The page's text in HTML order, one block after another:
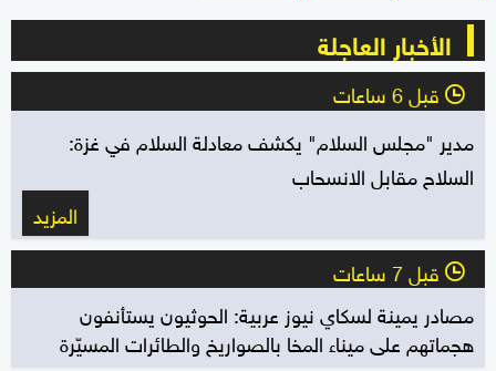
الأخبار العاجلة
l قبل 6 ساعات
مدير "مجلس السلام" يكشف معادلة السلام في غزة:
السلاح مقابل الانسحاب
المزيد
l قبل 7 ساعات
مصادر يمينة لسكاي نيوز عربية: الحوثيون يستأنفون
هجماتهم على ميناء المخا بالصواريخ والطائرات المسيّرة